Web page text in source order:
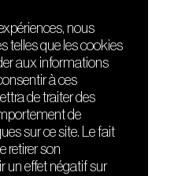
FRIENDS
Nuits sonores
HEAT
Hôtel71
La Gaîté Lyrique
nous
telles que les cookies
aux informations
à ces
de traiter des
de
sur ce site. Le fait
retirer son
un effet négatif sur